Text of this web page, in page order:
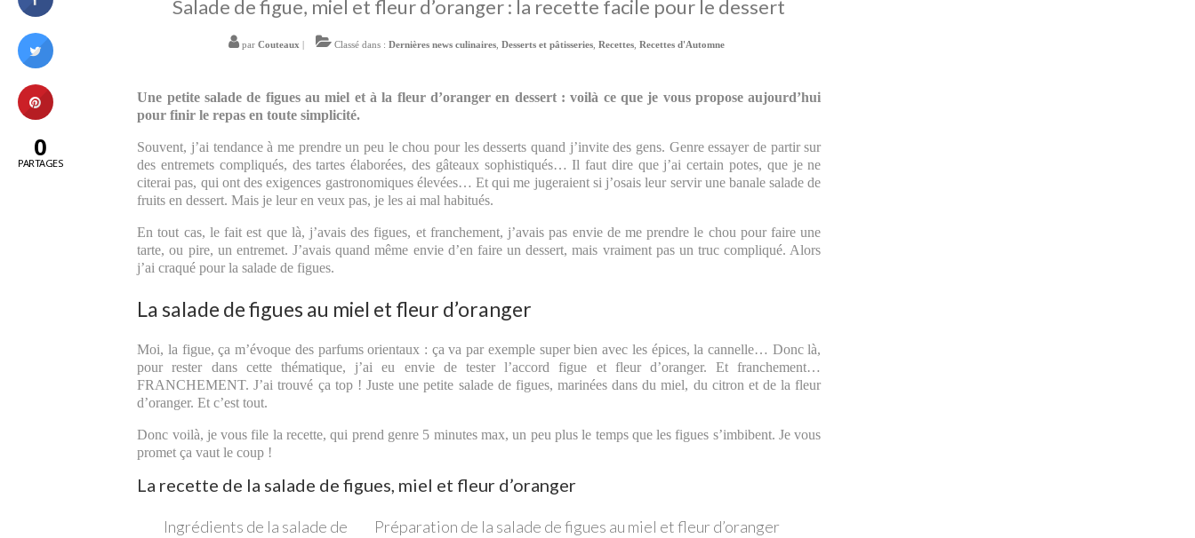
Salade de figue, miel et fleur d’oranger : la recette facile pour le dessert
parCouteaux Classé dans :Dernières news culinaires,Desserts et pâtisseries,Recettes,Recettes d'Automne
Une petite salade de figues au miel et à la fleur d’oranger en dessert : voilà ce que je vous propose aujourd’hui
pour finir le repas en toute simplicité.
Souvent, j’ai tendance à me prendre un peu le chou pour les desserts quand j’invite des gens. Genre essayer de partir sur
des entremets compliqués, des tartes élaborées, des gâteaux sophistiqués… Il faut dire que j’ai certain potes, que je ne
citerai pas, qui ont des exigences gastronomiques élevées… Et qui me jugeraient si j’osais leur servir une banale salade de
fruits en dessert. Mais je leur en veux pas, je les ai mal habitués.
En tout cas, le fait est que là, j’avais des figues, et franchement, j’avais pas envie de me prendre le chou pour faire une
tarte, ou pire, un entremet. J’avais quand même envie d’en faire un dessert, mais vraiment pas un truc compliqué. Alors
j’ai craqué pour la salade de figues.
La salade de figues au miel et fleur d’oranger
Moi, la figue, ça m’évoque des parfums orientaux : ça va par exemple super bien avec les épices, la cannelle… Donc là,
pour rester dans cette thématique, j’ai eu envie de tester l’accord figue et fleur d’oranger. Et franchement…
FRANCHEMENT. J’ai trouvé ça top ! Juste une petite salade de figues, marinées dans du miel, du citron et de la fleur
d’oranger. Et c’est tout.
Donc voilà, je vous file la recette, qui prend genre 5 minutes max, un peu plus le temps que les figues s’imbibent. Je vous
promet ça vaut le coup !
La recette de la salade de figues, miel et fleur d’oranger
Ingrédients de la salade de
Préparation de la salade de figues au miel et fleur d’oranger
0
PARTAGES